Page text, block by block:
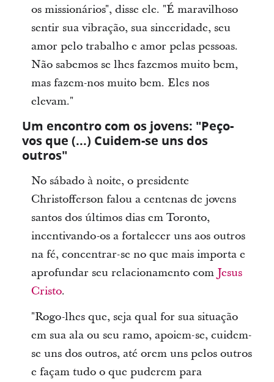
os missionários", disse ele. "É maravilhoso
sentir sua vibração, sua sinceridade, seu
amor pelo trabalho e amor pelas pessoas.
Não sabemos se lhes fazemos muito bem,
mas fazem-nos muito bem. Eles nos
elevam."
Um encontro com os jovens: "Peço-
vos que (...) Cuidem-se uns dos
outros"
No sábado à noite, o presidente
Christofferson falou a centenas de jovens
santos dos últimos dias em Toronto,
incentivando-os a fortalecer uns aos outros
na fé, concentrar-se no que mais importa e
aprofundar seu relacionamento com Jesus
Cristo.
"Rogo-lhes que, seja qual for sua situação
em sua ala ou seu ramo, apoiem-se, cuidem-
se uns dos outros, até orem uns pelos outros
e façam tudo o que puderem para